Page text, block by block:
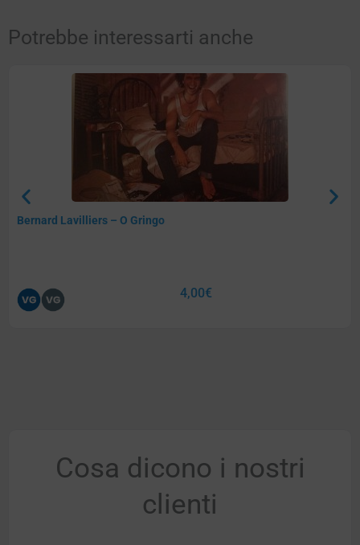
Potrebbe interessarti anche
Bernard Lavilliers – O Gringo
4,00€
Cosa dicono i nostri
clienti